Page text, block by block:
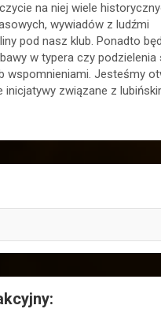
na niej wiele
wywiadów z ludźmi
pod nasz klub. Ponadto
w typera czy podzielenia
wspomnieniami. Jesteśmy
inicjatywy związane z